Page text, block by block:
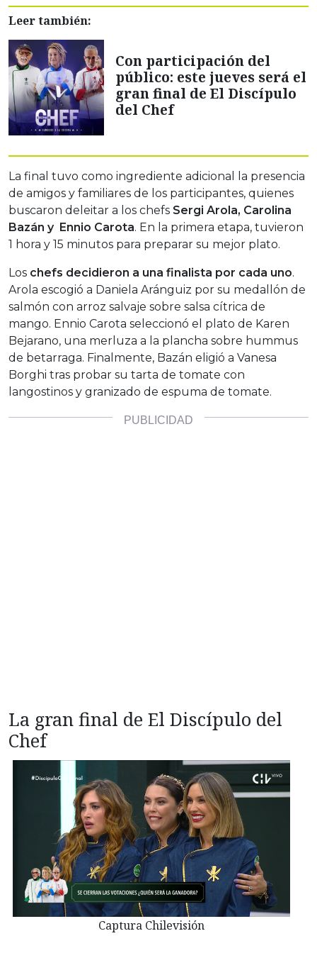
Leer también:
Con participación del
público: este jueves será el
gran final de El Discípulo
del Chef
La final tuvo como ingrediente adicional la presencia
de amigos y familiares de los participantes, quienes
buscaron deleitar a los chefs Sergi Arola, Carolina
Bazán y Ennio Carota. En la primera etapa, tuvieron
1 hora y 15 minutos para preparar su mejor plato.
Los chefs decidieron a una finalista por cada uno.
Arola escogió a Daniela Aránguiz por su medallón de
salmón con arroz salvaje sobre salsa cítrica de
mango. Ennio Carota seleccionó el plato de Karen
Bejarano, una merluza a la plancha sobre hummus
de betarraga. Finalmente, Bazán eligió a Vanesa
Borghi tras probar su tarta de tomate con
langostinos y granizado de espuma de tomate.
La gran final de El Discípulo del
Chef
Captura Chilevisión